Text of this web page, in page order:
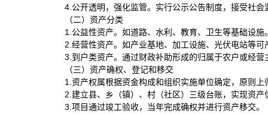
4.公开透明，强化监管。实行公示公告制度，接受社
（二）资产分类
1.公益性资产。如道路、水利、教育、卫生等基础设施
2.经营性资产。如产业基地、加工设施、光伏电站等可
3.到户类资产。通过财政补助形成的归属于农户或经营
（三）资产确权、登记和移交
1.资产权属根据资金构成和组织实施单位确定，原则
2.建立县、乡（镇）、村（社区）三级台账，实现资
3.项目通过竣工验收，当年完成确权并进行资产移交。